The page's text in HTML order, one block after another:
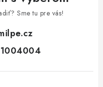
Sme tu pre vás!